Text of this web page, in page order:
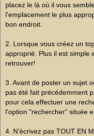
placez le là où il vous
l'emplacement le plus
bon endroit.
2. Lorsque vous créez un
approprié. Plus il est simple
retrouver!
3. Avant de poster un sujet
pas été fait précédemment
pour cela effectuer une
l’option "rechercher" située
4. N’écrivez pas TOUT EN